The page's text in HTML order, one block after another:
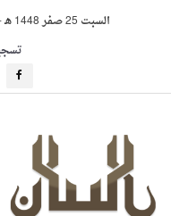
السبت 25 صفر 1448 هـ -
تسجيل